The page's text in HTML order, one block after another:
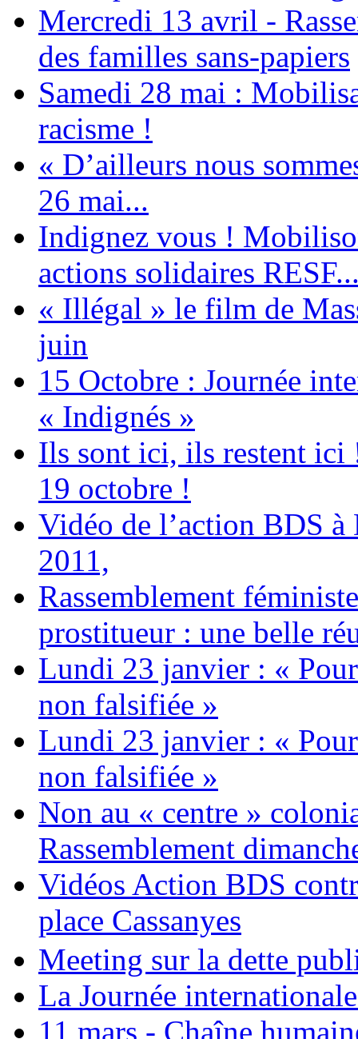
Mercredi 13 avril -
des familles sans-papiers
Samedi 28 mai :
racisme !
« D’ailleurs nous
26 mai...
Indignez vous !
actions solidaires
« Illégal » le film de
juin
15 Octobre : Journée
« Indignés »
Ils sont ici, ils restent ici
19 octobre !
Vidéo de l’action BDS
2011,
Rassemblement
prostitueur : une belle
Lundi 23 janvier : «
non falsifiée »
Lundi 23 janvier : «
non falsifiée »
Non au « centre »
Rassemblement
Vidéos Action BDS
place Cassanyes
Meeting sur la dette
La Journée
11 mars - Chaîne